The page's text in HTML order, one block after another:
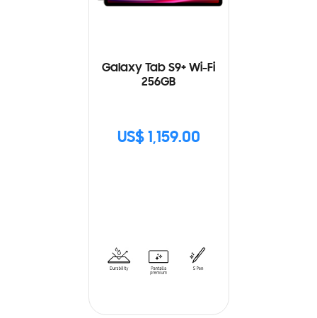
Galaxy Tab S9+ Wi-Fi
256GB
US$ 1,159.00